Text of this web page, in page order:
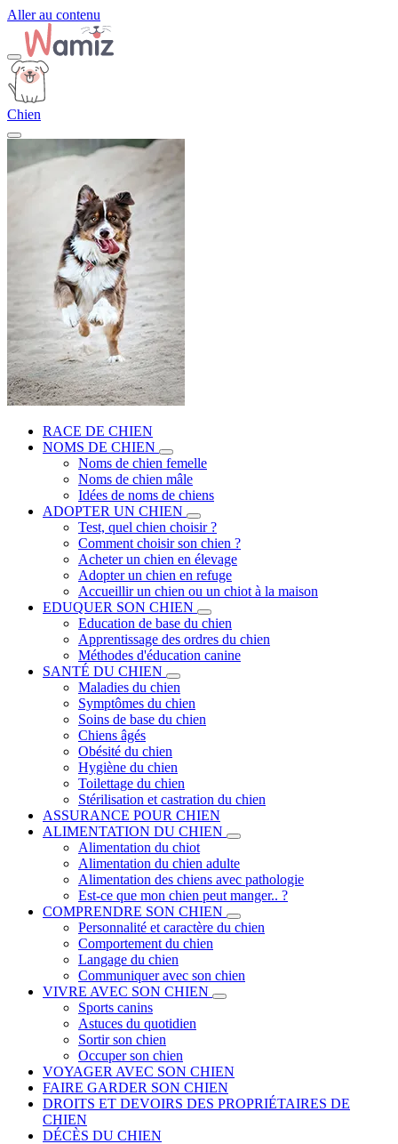
Aller au contenu
Chien
RACE DE CHIEN
NOMS DE CHIEN
Noms de chien femelle
Noms de chien mâle
Idées de noms de chiens
ADOPTER UN CHIEN
Test, quel chien choisir ?
Comment choisir son chien ?
Acheter un chien en élevage
Adopter un chien en refuge
Accueillir un chien ou un chiot à la maison
EDUQUER SON CHIEN
Education de base du chien
Apprentissage des ordres du chien
Méthodes d'éducation canine
SANTÉ DU CHIEN
Maladies du chien
Symptômes du chien
Soins de base du chien
Chiens âgés
Obésité du chien
Hygiène du chien
Toilettage du chien
Stérilisation et castration du chien
ASSURANCE POUR CHIEN
ALIMENTATION DU CHIEN
Alimentation du chiot
Alimentation du chien adulte
Alimentation des chiens avec pathologie
Est-ce que mon chien peut manger.. ?
COMPRENDRE SON CHIEN
Personnalité et caractère du chien
Comportement du chien
Langage du chien
Communiquer avec son chien
VIVRE AVEC SON CHIEN
Sports canins
Astuces du quotidien
Sortir son chien
Occuper son chien
VOYAGER AVEC SON CHIEN
FAIRE GARDER SON CHIEN
DROITS ET DEVOIRS DES PROPRIÉTAIRES DE
CHIEN
DÉCÈS DU CHIEN